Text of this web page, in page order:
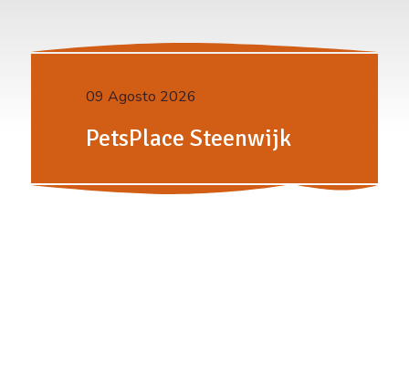
09 Agosto 2026
PetsPlace Steenwijk